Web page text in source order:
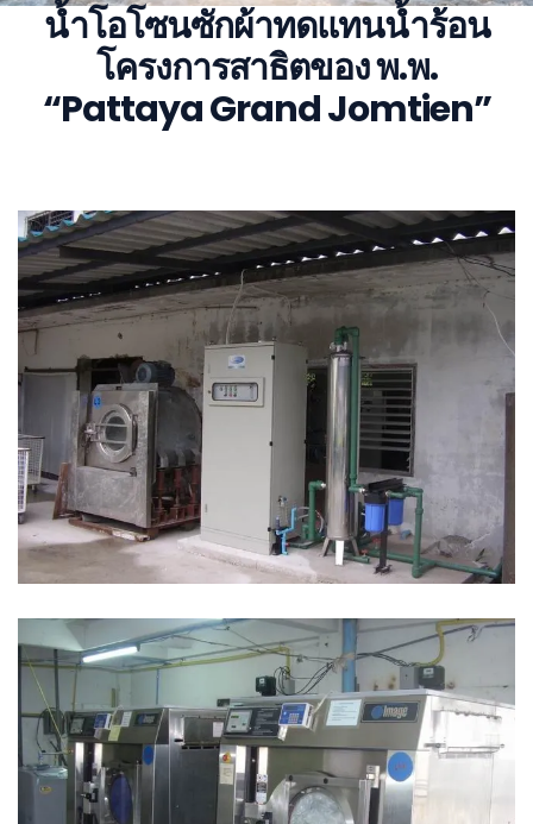
น้้ำโอโซนซักผ้าทดแทนน้ำร้อน
โครงการสาธิตของ พ.พ.
“Pattaya Grand Jomtien”